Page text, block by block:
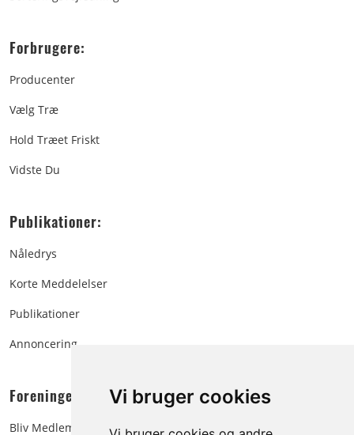
Vi bruger cookies
Forbrugere:
Producenter
Vælg Træ
Hold Træet Friskt
Vidste Du
Publikationer:
Nåledrys
Korte Meddelelser
Publikationer
Annoncering
Foreningen:
Bliv Medlem